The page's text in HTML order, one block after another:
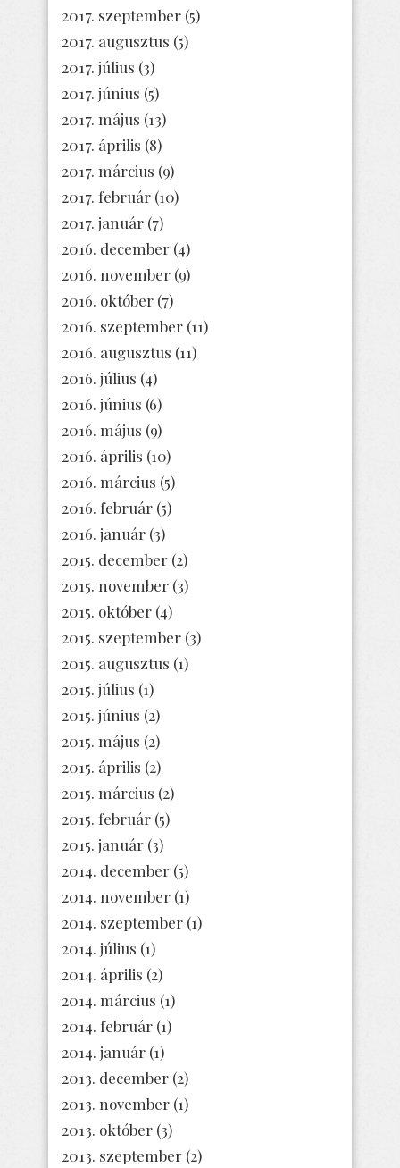
2017. szeptember (5)
2017. augusztus (5)
2017. július (3)
2017. június (5)
2017. május (13)
2017. április (8)
2017. március (9)
2017. február (10)
2017. január (7)
2016. december (4)
2016. november (9)
2016. október (7)
2016. szeptember (11)
2016. augusztus (11)
2016. július (4)
2016. június (6)
2016. május (9)
2016. április (10)
2016. március (5)
2016. február (5)
2016. január (3)
2015. december (2)
2015. november (3)
2015. október (4)
2015. szeptember (3)
2015. augusztus (1)
2015. július (1)
2015. június (2)
2015. május (2)
2015. április (2)
2015. március (2)
2015. február (5)
2015. január (3)
2014. december (5)
2014. november (1)
2014. szeptember (1)
2014. július (1)
2014. április (2)
2014. március (1)
2014. február (1)
2014. január (1)
2013. december (2)
2013. november (1)
2013. október (3)
2013. szeptember (2)